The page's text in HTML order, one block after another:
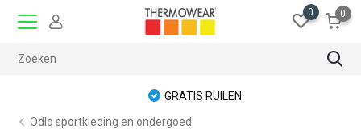
0 0
GRATIS RUILEN
Odlo sportkleding en ondergoed